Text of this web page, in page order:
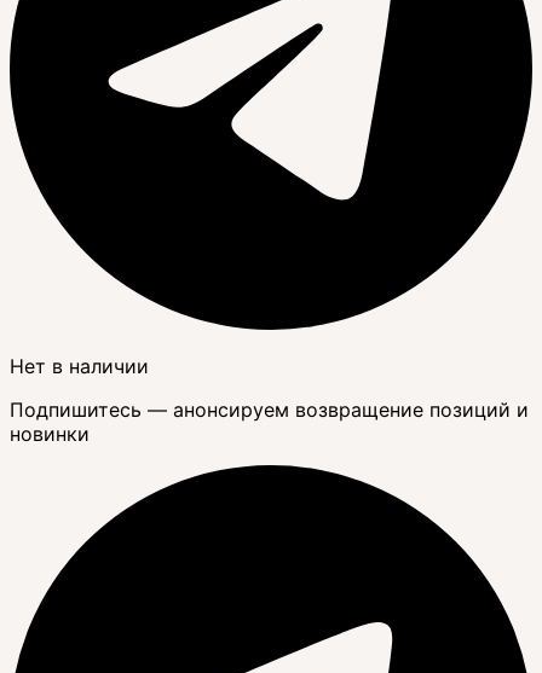
Нет в наличии
Подпишитесь — анонсируем возвращение позиций и
новинки